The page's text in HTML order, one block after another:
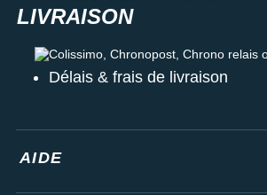
Colissimo, Chronopost, Chrono relais ou
Délais & frais de livraison
AIDE